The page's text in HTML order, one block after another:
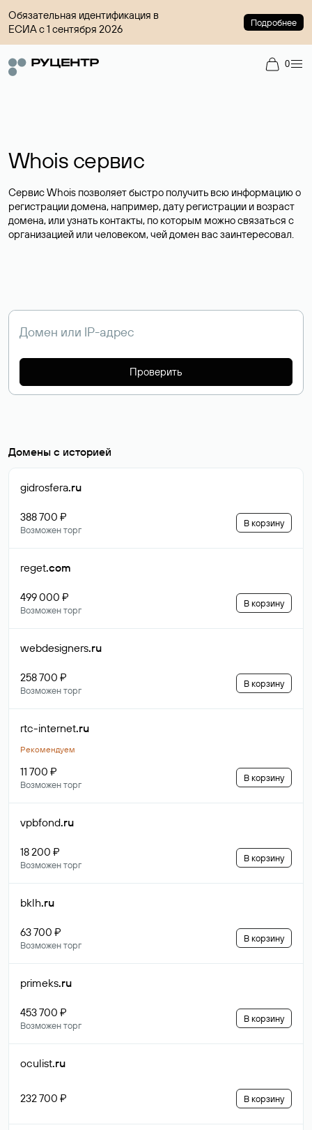
Обязательная идентификация в
ЕСИА с 1 сентября 2026
Подробнее
0
Whois сервис
Сервис Whois позволяет быстро получить всю информацию о
регистрации домена, например, дату регистрации и возраст
домена, или узнать контакты, по которым можно связаться с
организацией или человеком, чей домен вас заинтересовал.
Проверить
Домены с историей
gidrosfera.ru
388 700 ₽
Возможен торг
В корзину
reget.com
499 000 ₽
Возможен торг
В корзину
webdesigners.ru
258 700 ₽
Возможен торг
В корзину
rtc-internet.ru
Рекомендуем
11 700 ₽
Возможен торг
В корзину
vpbfond.ru
18 200 ₽
Возможен торг
В корзину
bklh.ru
63 700 ₽
Возможен торг
В корзину
primeks.ru
453 700 ₽
Возможен торг
В корзину
oculist.ru
232 700 ₽ В корзину